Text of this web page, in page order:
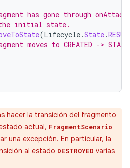
has gone through
initial state.
(Lifecycle.State.
moves to CREATED ->
hacer la transición del fragmento
actual, FragmentScenario
una excepción. En particular, la
al estado DESTROYED varias